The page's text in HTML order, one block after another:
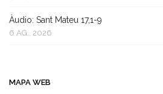
Àudio: Sant Mateu 17,1-9
6 AG., 2026
MAPA WEB